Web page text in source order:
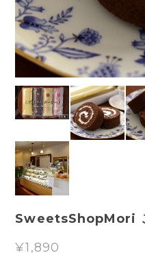
SweetsShopMori
¥1,890